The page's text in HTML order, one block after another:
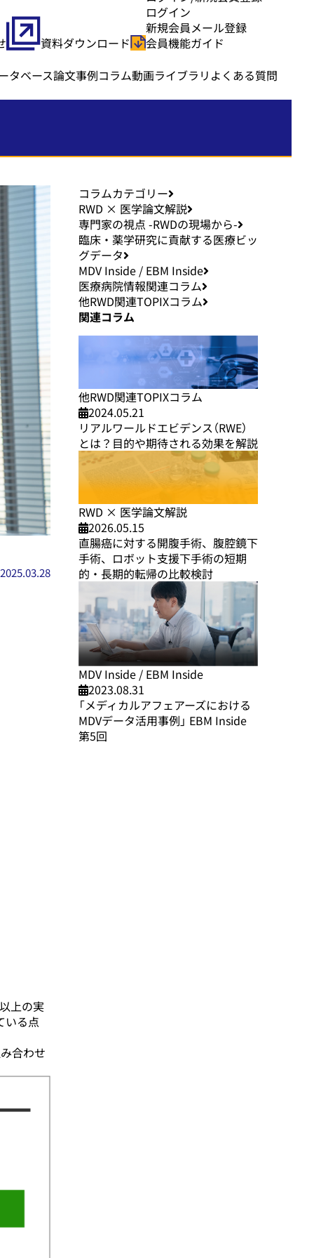
資料ダウンロード
ログイン
新規会員メール登録
会員機能ガイド
タベース論文事例コラム動画ライブラリ よくある質問
2025.03.28
上の実
いる点
合わせ
コラムカテゴリー
RWD × 医学論文解説
専門家の視点 -RWDの現場から-
臨床・薬学研究に貢献する医療ビッ
グデータ
MDV Inside / EBM Inside
医療病院情報関連コラム
他RWD関連TOPIXコラム
関連コラム
他RWD関連TOPIXコラム
2024.05.21
リアルワールドエビデンス（RWE）
とは？目的や期待される効果を解説
RWD × 医学論文解説
2026.05.15
直腸癌に対する開腹手術、腹腔鏡下
手術、ロボット支援下手術の短期
的・長期的転帰の比較検討
MDV Inside / EBM Inside
2023.08.31
「メディカルアフェアーズにおける
MDVデータ活用事例」 EBM Inside
第5回